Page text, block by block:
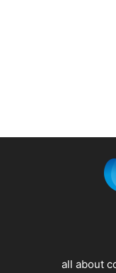
all about